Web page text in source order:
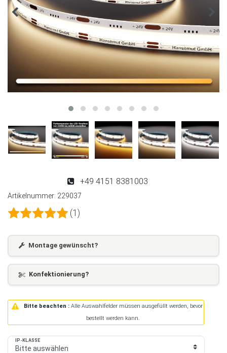
+49 4151 8381003
Artikelnummer: 229037
(1)
Montage gewünscht?
Konfektionierung?
Bitte beachten :Alle Auswahlfelder müssen ausgefüllt werden, bevor
bestellt werden kann.
IP-KLASSE